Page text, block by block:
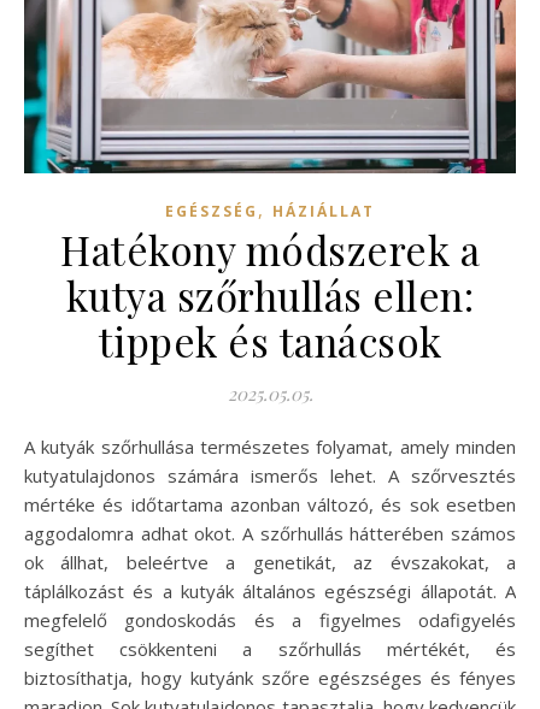
EGÉSZSÉG , HÁZIÁLLAT
Hatékony módszerek a
kutya szőrhullás ellen:
tippek és tanácsok
2025.05.05.
A kutyák szőrhullása természetes folyamat, amely minden
kutyatulajdonos számára ismerős lehet. A szőrvesztés
mértéke és időtartama azonban változó, és sok esetben
aggodalomra adhat okot. A szőrhullás hátterében számos
ok állhat, beleértve a genetikát, az évszakokat, a
táplálkozást és a kutyák általános egészségi állapotát. A
megfelelő gondoskodás és a figyelmes odafigyelés
segíthet csökkenteni a szőrhullás mértékét, és
biztosíthatja, hogy kutyánk szőre egészséges és fényes